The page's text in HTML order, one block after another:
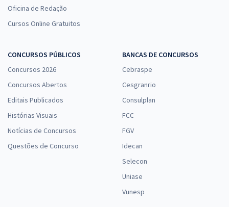
Oficina de Redação
Cursos Online Gratuitos
CONCURSOS PÚBLICOS
Concursos 2026
Concursos Abertos
Editais Publicados
Histórias Visuais
Notícias de Concursos
Questões de Concurso
BANCAS DE CONCURSOS
Cebraspe
Cesgranrio
Consulplan
FCC
FGV
Idecan
Selecon
Uniase
Vunesp